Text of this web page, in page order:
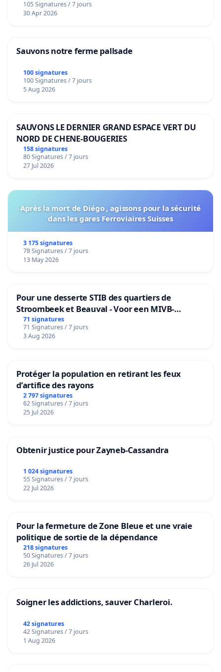
105 Signatures / 7 jours
30 Apr 2026
Sauvons notre ferme pallsade
100 signatures
100 Signatures / 7 jours
5 Aug 2026
SAUVONS LE DERNIER GRAND ESPACE VERT DU
NORD DE CHENE-BOUGERIES
158 signatures
80 Signatures / 7 jours
27 Jul 2026
Après la mort de Diégo , agissons pour la sécurité
dans les gares Ferroviaires Suisses
3 175 signatures
78 Signatures / 7 jours
13 May 2026
Pour une desserte STIB des quartiers de
Stroombeek et Beauval - Voor een MIVB-
bediening van de wijken Strombeek en Het
Voor
71 signatures
71 Signatures / 7 jours
3 Aug 2026
Protéger la population en retirant les feux
d’artifice des rayons
2 797 signatures
62 Signatures / 7 jours
25 Jul 2026
Obtenir justice pour Zayneb-Cassandra
1 024 signatures
55 Signatures / 7 jours
22 Jul 2026
Pour la fermeture de Zone Bleue et une vraie
politique de sortie de la dépendance
218 signatures
50 Signatures / 7 jours
26 Jul 2026
Soigner les addictions, sauver Charleroi.
42 signatures
42 Signatures / 7 jours
1 Aug 2026